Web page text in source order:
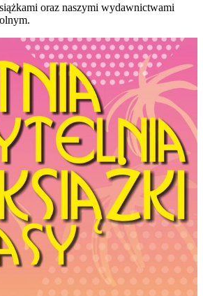
oraz naszymi wydawnictwami